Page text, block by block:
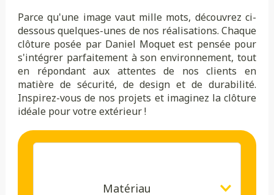
Parce qu'une image vaut mille mots, découvrez ci-
dessous quelques-unes de nos réalisations. Chaque
clôture posée par Daniel Moquet est pensée pour
s'intégrer parfaitement à son environnement, tout
en répondant aux attentes de nos clients en
matière de sécurité, de design et de durabilité.
Inspirez-vous de nos projets et imaginez la clôture
idéale pour votre extérieur !
Matériau